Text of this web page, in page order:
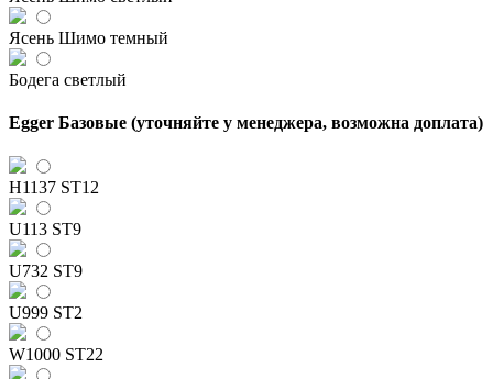
Ясень Шимо темный
Бодега светлый
Egger Базовые (уточняйте у менеджера, возможна доплата)
H1137 ST12
U113 ST9
U732 ST9
U999 ST2
W1000 ST22